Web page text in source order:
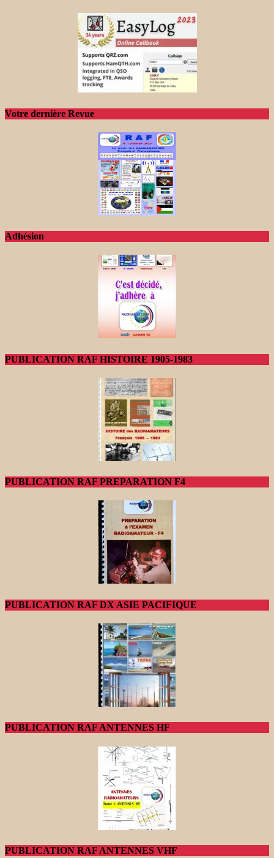
Votre dernière Revue
Adhésion
PUBLICATION RAF HISTOIRE 1905-1983
PUBLICATION RAF PREPARATION F4
PUBLICATION RAF DX ASIE PACIFIQUE
PUBLICATION RAF ANTENNES HF
PUBLICATION RAF ANTENNES VHF